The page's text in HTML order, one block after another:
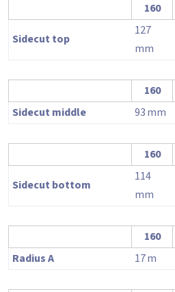
160
Sidecut top
127
mm
160
Sidecut middle
93mm
160
Sidecut bottom
114
mm
160
Radius A
17m